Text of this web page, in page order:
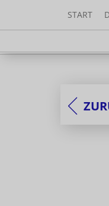
START